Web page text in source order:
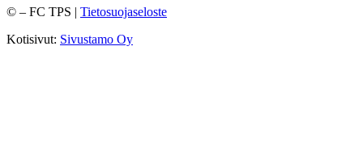
© – FC TPS | Tietosuojaseloste
Kotisivut: Sivustamo Oy